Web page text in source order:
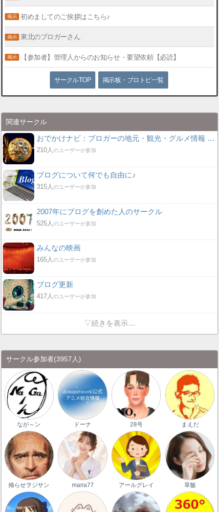
初めましてのご挨拶はこちら♪
東北のブロガーさん
【参加者】管理人からのお知らせ・要望依頼【必読】
サークルTOP 掲示板・ブロトピ一覧
関連サークル
おでかけナビ：ブロガーの地元・観光・グルメ情報 グリット / きっとおでかけしたくなる集い♪♪
210人のユーザーが参加
ブログについて何でも自由に♪
315人のユーザーが参加
2007年にブログを創めた人のサークル
525人のユーザーが参加
みんなの映画
165人のユーザーが参加
ブログ更新
417人のユーザーが参加
▽続きを表示…
サークル参加者(3957人)
なが～ン ドーナ 28号 まえだ
拗らせヲジサン maria77 アールグレイ 草飯